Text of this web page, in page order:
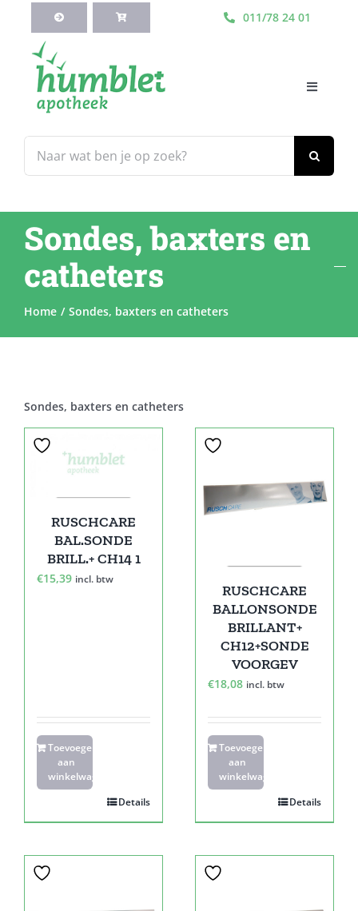
inhoud
011/78 24 01
naar:
Toggle
Webshop
Blog
Diensten
Contacteer Ons
Sondes, baxters en
catheters
Home Sondes, baxters en catheters
Sondes, baxters en catheters
RUSCHCARE
BAL.SONDE
BRILL.+ CH14 1
€15,39 incl. btw
Toevoegen
aan
winkelwagen
Details
RUSCHCARE
BALLONSONDE
BRILLANT+
CH12+SONDE
VOORGEV
€18,08 incl. btw
Toevoegen
aan
winkelwagen
Details